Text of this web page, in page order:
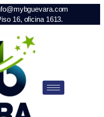
16, oficina 1613.